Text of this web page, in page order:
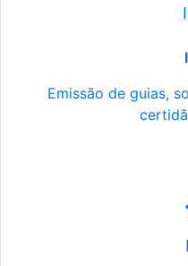
Emissão de guias,